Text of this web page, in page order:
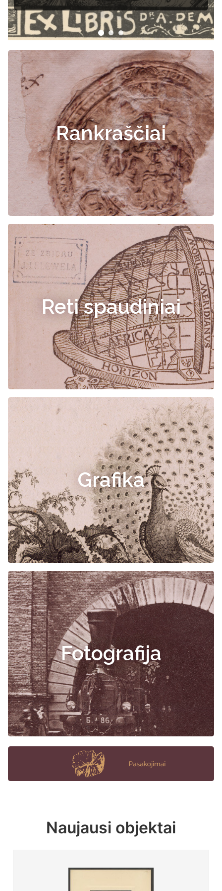
Rankraščiai
Reti spaudiniai
Grafika
Fotografija
Naujausi objektai